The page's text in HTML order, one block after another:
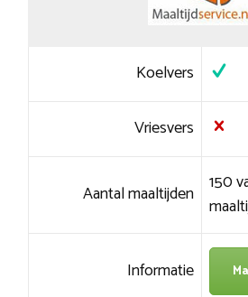
Koelvers
Vriesvers
Aantal maaltijden 150
Informatie